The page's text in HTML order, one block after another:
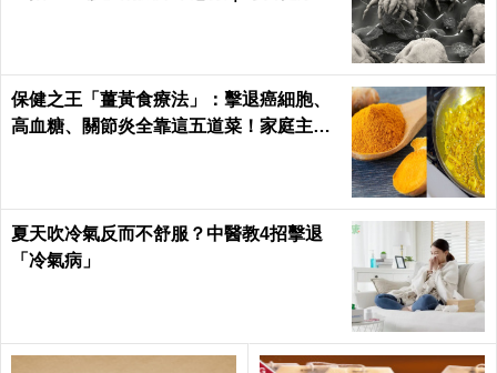
保健之王「薑黃食療法」：擊退癌細胞、
高血糖、關節炎全靠這五道菜！家庭主婦
夏天吹冷氣反而不舒服？中醫教4招擊退
「冷氣病」